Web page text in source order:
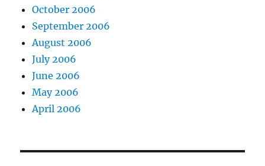
October 2006
September 2006
August 2006
July 2006
June 2006
May 2006
April 2006